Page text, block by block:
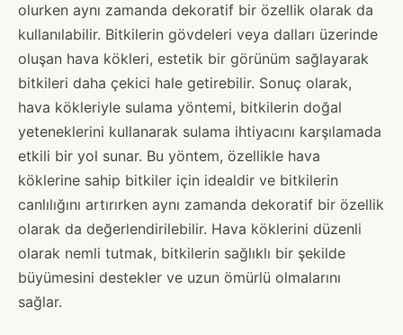
olurken aynı zamanda dekoratif bir özellik olarak da
kullanılabilir. Bitkilerin gövdeleri veya dalları üzerinde
oluşan hava kökleri, estetik bir görünüm sağlayarak
bitkileri daha çekici hale getirebilir. Sonuç olarak,
hava kökleriyle sulama yöntemi, bitkilerin doğal
yeteneklerini kullanarak sulama ihtiyacını karşılamada
etkili bir yol sunar. Bu yöntem, özellikle hava
köklerine sahip bitkiler için idealdir ve bitkilerin
canlılığını artırırken aynı zamanda dekoratif bir özellik
olarak da değerlendirilebilir. Hava köklerini düzenli
olarak nemli tutmak, bitkilerin sağlıklı bir şekilde
büyümesini destekler ve uzun ömürlü olmalarını
sağlar.